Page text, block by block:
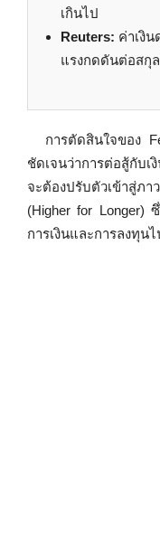
เกินไป
Reuters: ค่าเงิน
แรงกดดันต่อสกุ
การตัดสินใจของ
ชัดเจนว่าการต่อสู้กับ
จะต้องปรับตัวเข้าสู่
(Higher for Longer)
การเงินและการลงทุน